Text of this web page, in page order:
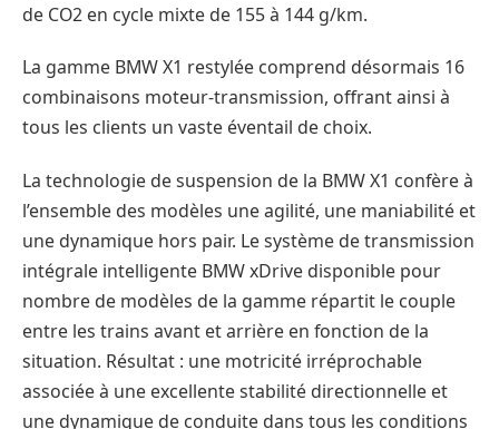
de CO2 en cycle mixte de 155 à 144 g/km.
La gamme BMW X1 restylée comprend désormais 16
combinaisons moteur-transmission, offrant ainsi à
tous les clients un vaste éventail de choix.
La technologie de suspension de la BMW X1 confère à
l’ensemble des modèles une agilité, une maniabilité et
une dynamique hors pair. Le système de transmission
intégrale intelligente BMW xDrive disponible pour
nombre de modèles de la gamme répartit le couple
entre les trains avant et arrière en fonction de la
situation. Résultat : une motricité irréprochable
associée à une excellente stabilité directionnelle et
une dynamique de conduite dans tous les conditions